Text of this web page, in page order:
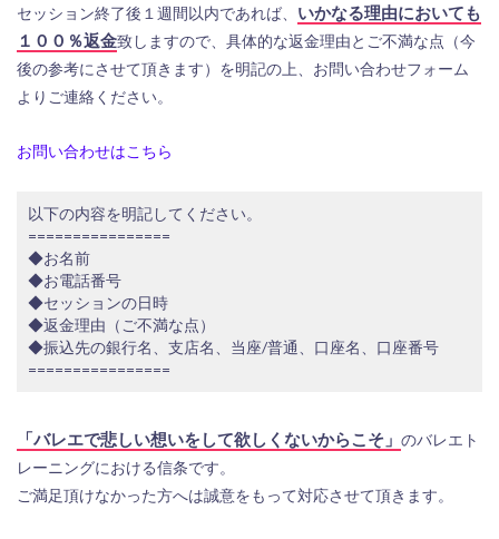
セッション終了後１週間以内であれば、 いかなる理由においても
１００％返金致しますので、具体的な返金理由とご不満な点（今
後の参考にさせて頂きます）を明記の上、お問い合わせフォーム
よりご連絡ください。
お問い合わせはこちら
以下の内容を明記してください。​
================
◆お名前
◆お電話番号
◆セッションの日時
◆返金理由（ご不満な点）
◆振込先の銀行名、支店名、当座/普通、口座名、口座番号
================
「バレエで悲しい想いをして欲しくないからこそ」 のバレエト
レーニングにおける信条です。
ご満足頂けなかった方へは誠意をもって対応させて頂きます。